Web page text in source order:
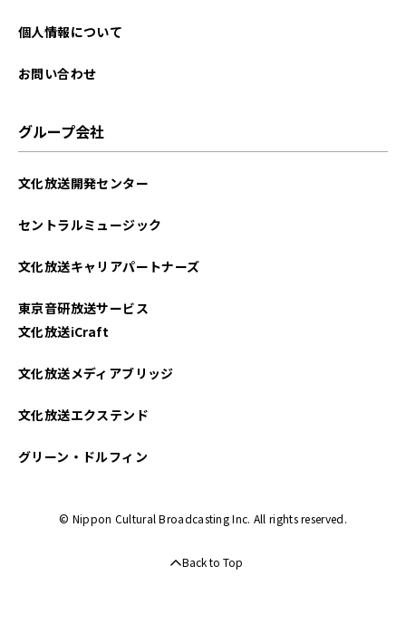
2021年12月
個人情報について
お問い合わせ
グループ会社
文化放送開発センター
セントラルミュージック
文化放送キャリアパートナーズ
東京音研放送サービス
文化放送iCraft
文化放送メディアブリッジ
文化放送エクステンド
グリーン・ドルフィン
© Nippon Cultural Broadcasting Inc. All rights reserved.
Back to Top